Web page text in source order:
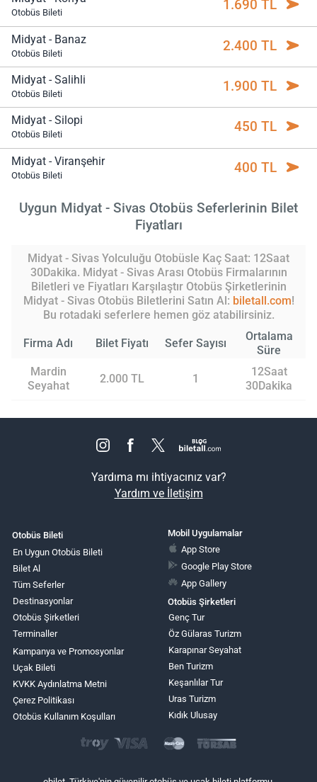
Otobüs Bileti 1.690 TL
Midyat - Banaz
Otobüs Bileti 2.400 TL
Midyat - Salihli
Otobüs Bileti 1.900 TL
Midyat - Silopi
Otobüs Bileti 450 TL
Midyat - Viranşehir
Otobüs Bileti 400 TL
Uygun Midyat - Sivas Otobüs Seferlerinin Bilet
Fiyatları
Midyat - Sivas Yolculuğu Otobüsle Kaç Saat: 12Saat
30Dakika. Midyat - Sivas Arası Otobüs Firmalarının
Biletleri ve Fiyatları Karşılaştır Otobüs Şirketlerinin
Midyat - Sivas Otobüs Biletlerini Satın Al: biletall.com!
Bu rotadaki seferlere hemen göz atabilirsiniz.
Firma Adı Bilet Fiyatı Sefer Sayısı
Ortalama
Süre
Mardin
Seyahat
2.000 TL 1
12Saat
30Dakika
Yardıma mı ihtiyacınız var?
Yardım ve İletişim
Otobüs Bileti
En Uygun Otobüs Bileti
Bilet Al
Tüm Seferler
Destinasyonlar
Otobüs Şirketleri
Terminaller
Kampanya ve Promosyonlar
Uçak Bileti
KVKK Aydınlatma Metni
Çerez Politikası
Otobüs Kullanım Koşulları
Mobil Uygulamalar
App Store
Google Play Store
App Gallery
Otobüs Şirketleri
Genç Tur
Öz Gülaras Turizm
Karapınar Seyahat
Ben Turizm
Keşanlılar Tur
Uras Turizm
Kıdık Ulusay